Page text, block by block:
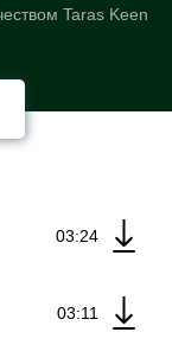
Taras Keen
03:24
03:11